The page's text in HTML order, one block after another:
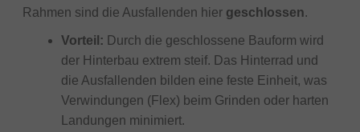
Rahmen sind die Ausfallenden hier geschlossen.
Vorteil: Durch die geschlossene Bauform wird
der Hinterbau extrem steif. Das Hinterrad und
die Ausfallenden bilden eine feste Einheit, was
Verwindungen (Flex) beim Grinden oder harten
Landungen minimiert.